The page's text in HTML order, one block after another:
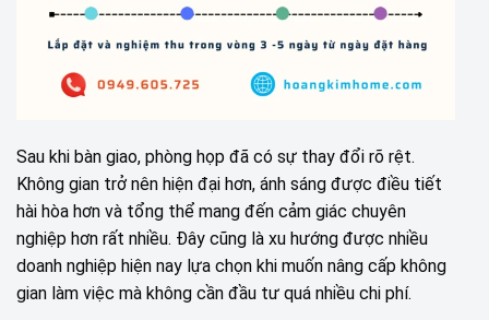
Sau khi bàn giao, phòng họp đã có sự thay đổi rõ rệt.
Không gian trở nên hiện đại hơn, ánh sáng được điều tiết
hài hòa hơn và tổng thể mang đến cảm giác chuyên
nghiệp hơn rất nhiều. Đây cũng là xu hướng được nhiều
doanh nghiệp hiện nay lựa chọn khi muốn nâng cấp không
gian làm việc mà không cần đầu tư quá nhiều chi phí.